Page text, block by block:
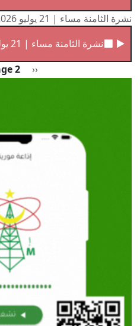
نشرة الثامنة مساء | 21 يوليو 2026
نشرة الثامنة مساء | 21 يوليو 2026
page
‹‹
2